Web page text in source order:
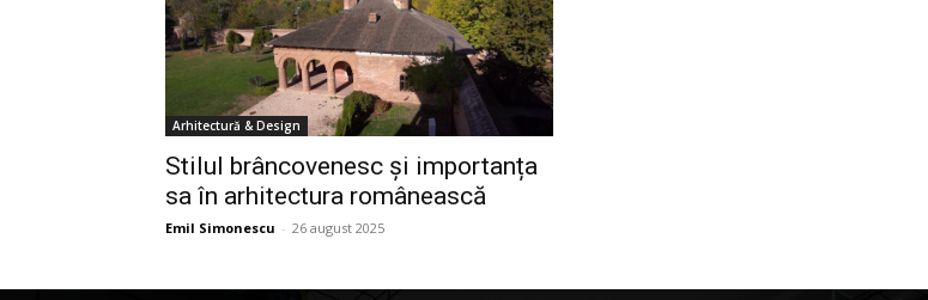
Arhitectură & Design
Stilul brâncovenesc și importanța
sa în arhitectura românească
Emil Simonescu - 26 august 2025